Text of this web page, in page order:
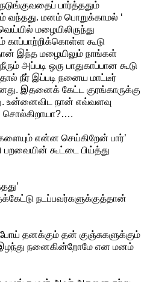
பார்த்ததும்
வந்தது. மனம் பொறுக்காமல் ‘
மழையிலிருந்து
காப்பாற்றிக்கொள்ள கூடு
இந்த மழையிலும் நாங்கள்
அப்படி ஒரு பாதுகாப்பான கூடு
நீர் இப்படி நனைய மாட்டீர்
இதனைக் கேட்ட குரங்காருக்கு
உன்னைவிட நான் எவ்வளவு
சொல்கிறாயா?….
என்ன செய்கிறேன் பார்’
பறவையின் கூட்டை பிய்த்து
நடப்பவர்களுக்குத்தான்
தனக்கும் தன் குஞ்சுகளுக்கும்
இழந்து நனைகின்றோமே என மனம்